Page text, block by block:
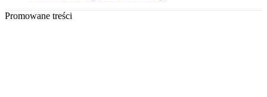
Promowane treści